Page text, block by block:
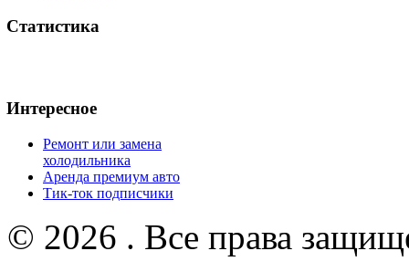
Статистика
Интересное
Ремонт или замена
холодильника
Аренда премиум авто
Тик-ток подписчики
© 2026 . Все права